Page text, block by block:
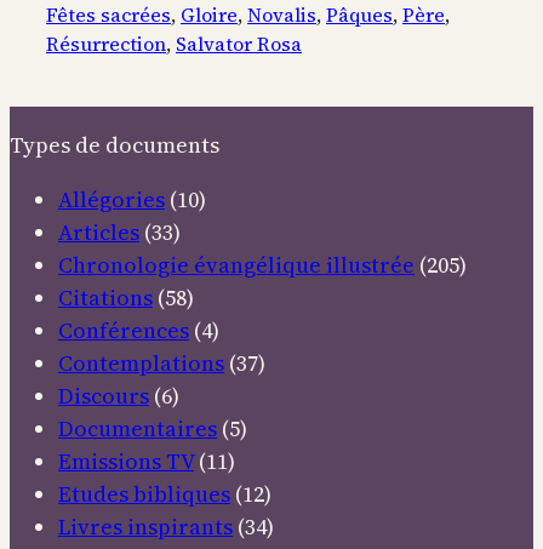
Fêtes sacrées, Gloire, Novalis, Pâques, Père
Résurrection, Salvator Rosa
Types de documents
Allégories (10)
Articles (33)
Chronologie évangélique illustrée (205)
Citations (58)
Conférences (4)
Contemplations (37)
Discours (6)
Documentaires (5)
Emissions TV(11)
Etudes bibliques (12)
Livres inspirants (34)